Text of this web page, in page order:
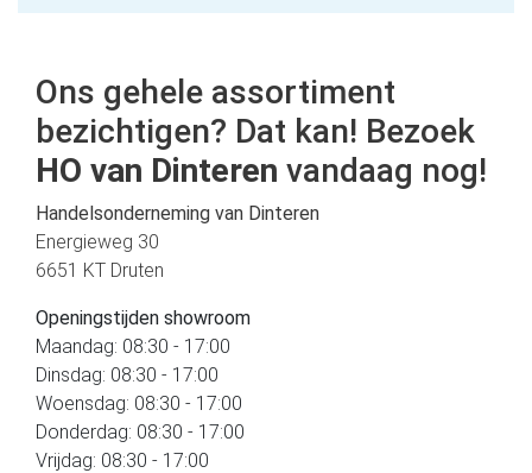
Ons gehele assortiment
bezichtigen? Dat kan! Bezoek
HO van Dinteren vandaag nog!
Handelsonderneming van Dinteren
Energieweg 30
6651 KT Druten
Openingstijden showroom
Maandag: 08:30 - 17:00
Dinsdag: 08:30 - 17:00
Woensdag: 08:30 - 17:00
Donderdag: 08:30 - 17:00
Vrijdag: 08:30 - 17:00